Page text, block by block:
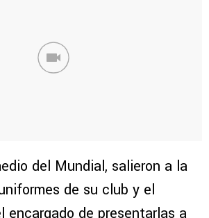
del Mundial, salieron a la
de su club y el
encargado de presentarlas a